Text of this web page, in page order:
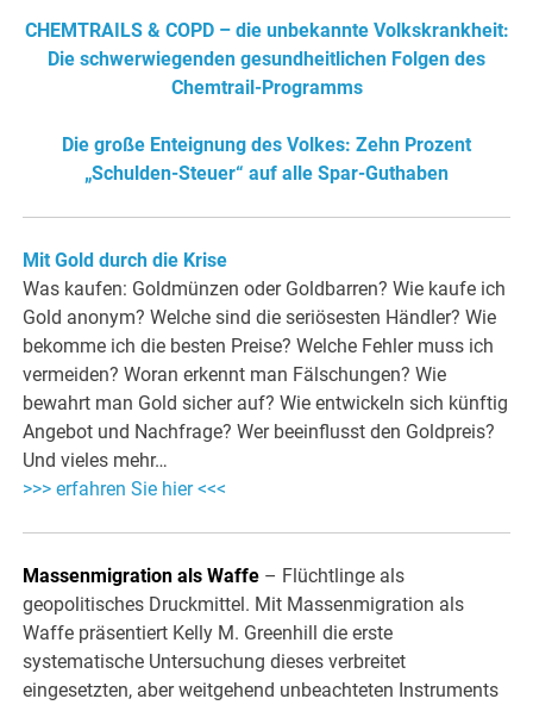
CHEMTRAILS & COPD – die unbekannte Volkskrankheit:
Die schwerwiegenden gesundheitlichen Folgen des
Chemtrail-Programms
Die große Enteignung des Volkes: Zehn Prozent
„Schulden-Steuer“ auf alle Spar-Guthaben
Mit Gold durch die Krise
Was kaufen: Goldmünzen oder Goldbarren? Wie kaufe ich
Gold anonym? Welche sind die seriösesten Händler? Wie
bekomme ich die besten Preise? Welche Fehler muss ich
vermeiden? Woran erkennt man Fälschungen? Wie
bewahrt man Gold sicher auf? Wie entwickeln sich künftig
Angebot und Nachfrage? Wer beeinflusst den Goldpreis?
Und vieles mehr…
>>> erfahren Sie hier <<<
Massenmigration als Waffe – Flüchtlinge als
geopolitisches Druckmittel. Mit Massenmigration als
Waffe präsentiert Kelly M. Greenhill die erste
systematische Untersuchung dieses verbreitet
eingesetzten, aber weitgehend unbeachteten Instruments